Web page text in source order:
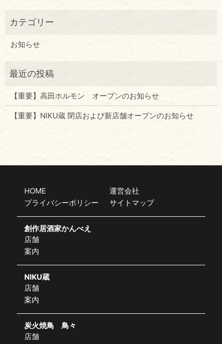
お知らせ
【重要】高田ホルモン オープンのお知らせ
【重要】NIKU蔵 閉店および新店舗オープンのお知らせ
HOME
運営会社
プライバシーポリシー
サイトマップ
創作居酒家かんべえ
店舗
案内
NIKU蔵
店舗
案内
炭火焼鳥 鳥々
店舗